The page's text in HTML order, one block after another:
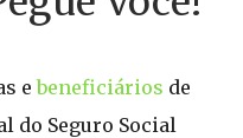
ebeneficiários de
do Seguro Social